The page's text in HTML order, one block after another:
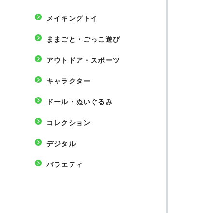
メイキングトイ
ままごと・ごっこ遊び
アウトドア・スポーツ
キャラクター
ドール・ぬいぐるみ
コレクション
デジタル
バラエティ